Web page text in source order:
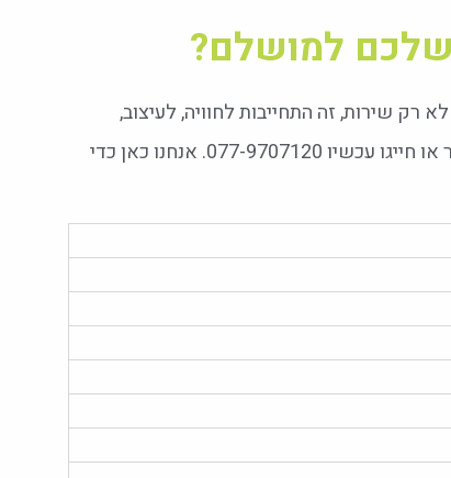
שלכם למושלם?
רק שירות, זה התחייבות לחוויה, לעיצוב,
לאווירה ולעשיית אירוע שתיזכר. השאירו פרטים באתר או חייגו עכשיו 077-9707120. אנחנו כאן כדי